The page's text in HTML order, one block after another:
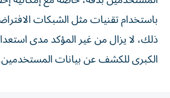
باستخدام تقنيات مثل الشبكات
ذلك، لا يزال من غير المؤكد مدى
الكبرى للكشف عن بيانات